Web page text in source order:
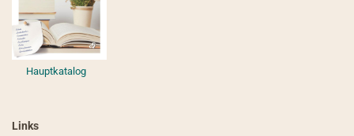
Hauptkatalog
Links